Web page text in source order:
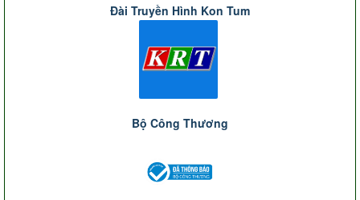
Đài Truyền Hình Kon Tum
Bộ Công Thương